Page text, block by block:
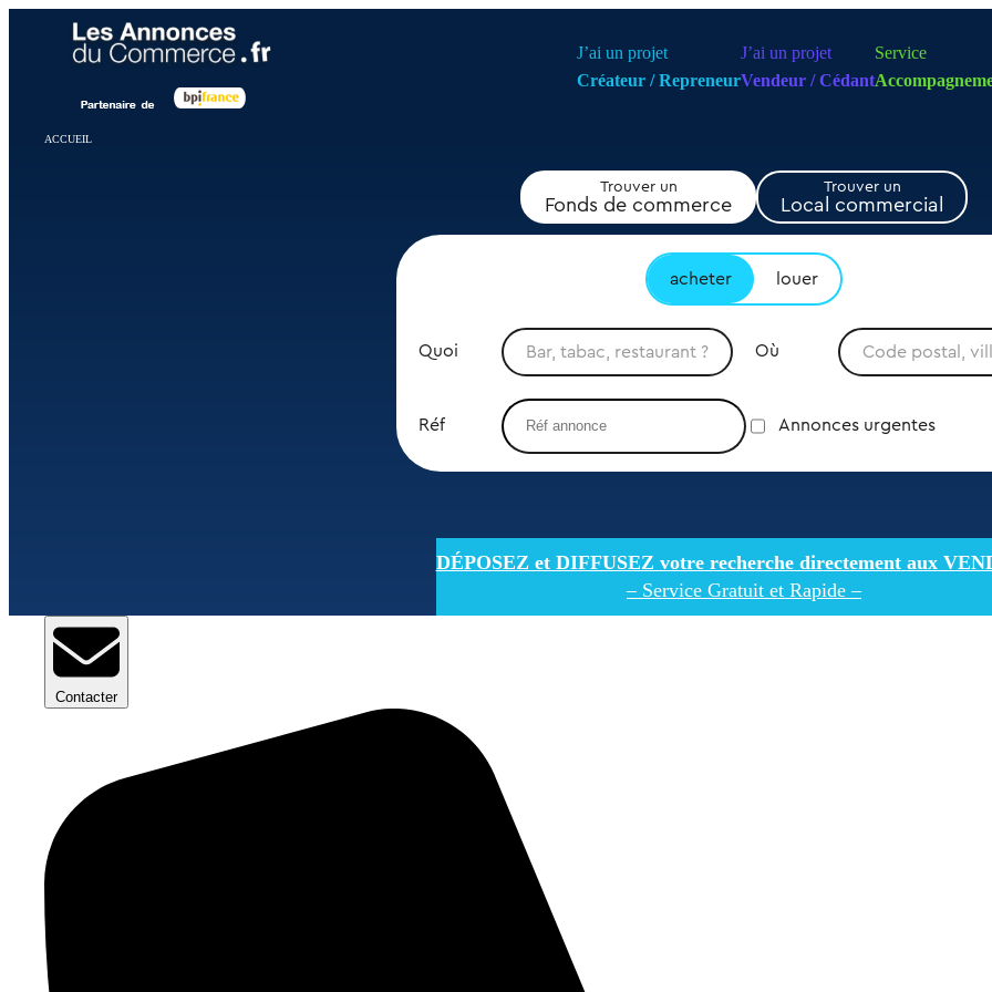
J’ai un projet
Créateur / Repreneur
J’ai un projet
Vendeur / Cédant
Service
ACCUEIL
Trouver un
Fonds de commerce
Trouver un
Local commercial
acheter louer
Quoi Où
Réf Annonces urgentes
DÉPOSEZ et DIFFUSEZ votre recherche directement aux
– Service Gratuit et Rapide –
Contacter
Panneau de gestion des cookies